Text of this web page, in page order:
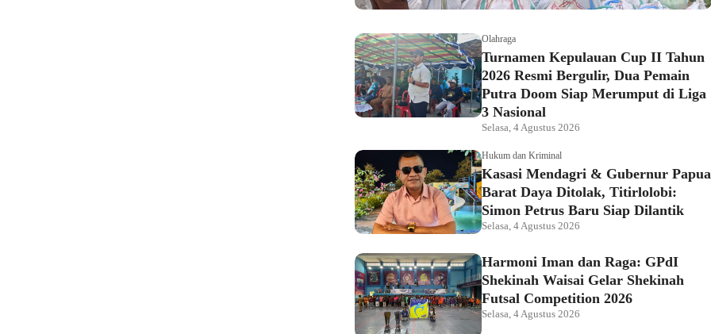
Olahraga
Turnamen Kepulauan Cup II Tahun
2026 Resmi Bergulir, Dua Pemain
Putra Doom Siap Merumput di Liga
3 Nasional
Selasa, 4 Agustus 2026
Hukum dan Kriminal
Kasasi Mendagri & Gubernur Papua
Barat Daya Ditolak, Titirlolobi:
Simon Petrus Baru Siap Dilantik
Selasa, 4 Agustus 2026
Harmoni Iman dan Raga: GPdI
Shekinah Waisai Gelar Shekinah
Futsal Competition 2026
Selasa, 4 Agustus 2026